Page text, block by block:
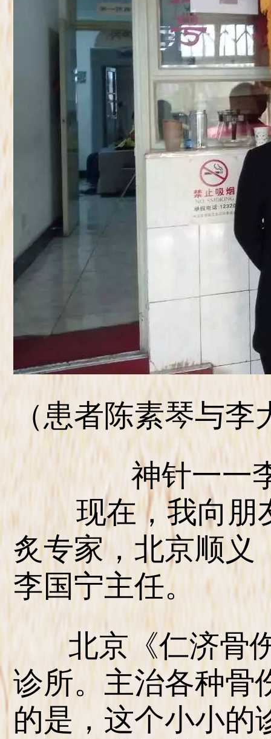
（患者陈素琴与
神针一一李
现在，我向朋友
炙专家，北京顺义
李国宁主任。
北京《仁济骨伤
诊所。主治各种骨
的是，这个小小的